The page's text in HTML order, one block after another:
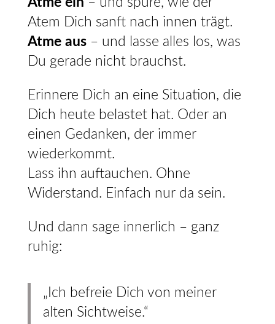
Atem Dich sanft nach innen trägt.
Atme aus– und lasse alles los, was
Du gerade nicht brauchst.
Erinnere Dich an eine Situation, die
Dich heute belastet hat. Oder an
einen Gedanken, der immer
wiederkommt.
Lass ihn auftauchen. Ohne
Widerstand. Einfach nur da sein.
Und dann sage innerlich – ganz
ruhig:
„Ich befreie Dich von meiner
alten Sichtweise.“